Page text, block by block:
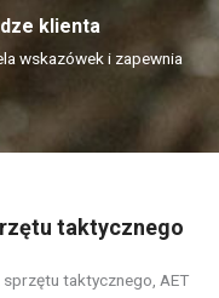
klienta
wskazówek i zapewnia
taktycznego
taktycznego, AET